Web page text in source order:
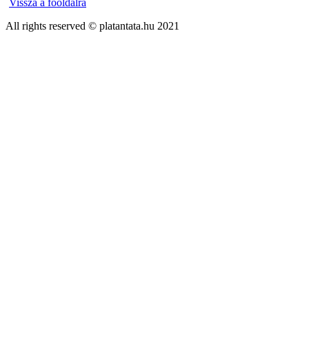
All rights reserved © platantata.hu 2021